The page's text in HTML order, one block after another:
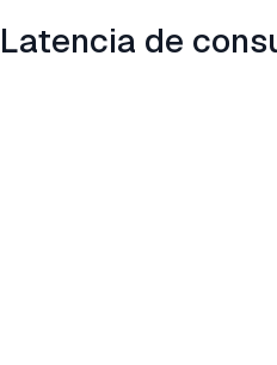
Latencia de